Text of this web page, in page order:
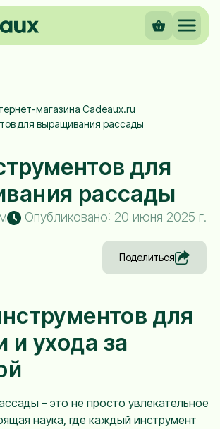
магазина Cadeaux.ru
для выращивания рассады
для
рассады
Опубликовано: 20 июня 2025 г.
Поделиться
для
и ухода за
– это не просто увлекательное
наука, где каждый инструмент